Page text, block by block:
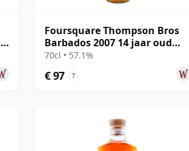
Foursquare Thompson Bros
Barbados 2007 14 jaar oud
Rum
70cl • 57.1%
€ 97 ?